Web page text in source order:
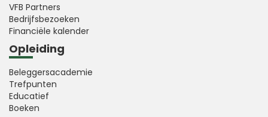
VFB Partners
Bedrijfsbezoeken
Financiële kalender
Opleiding
Beleggersacademie
Trefpunten
Educatief
Boeken